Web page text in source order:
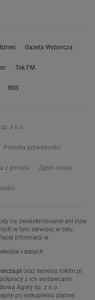
Gazeta Wyborcza
Tok.FM
RSS
z o.o.
Polityka prywatności
z portalu Zgłoś uwagi
na zwielokrotnianie ani inne
w tym serwisie, w celu
informacji w
i danych
oraz serwisu tokfm.pl
z ich wydawcami:
Agory sp. z o.o.
po wykupieniu płatnej